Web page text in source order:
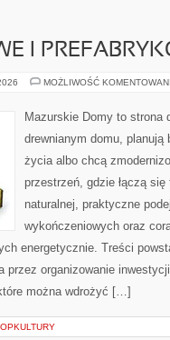
I
MOŻLIWOŚĆ
Mazurskie Domy to strona
drewnianym domu, planują
życia albo chcą
przestrzeń, gdzie łączą
naturalnej, praktyczne
wykończeniowych oraz
energetycznie. Treści
przez organizowanie
można wdrożyć […]